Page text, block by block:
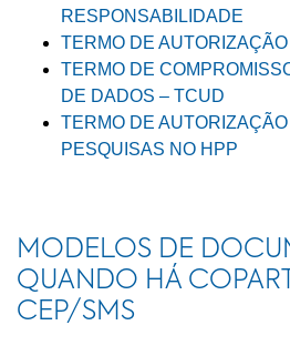
RESPONSABILIDADE
TERMO DE
TERMO DE
DE DADOS – TCUD
TERMO DE
PESQUISAS NO HPP
MODELOS DE
QUANDO HÁ
CEP/SMS